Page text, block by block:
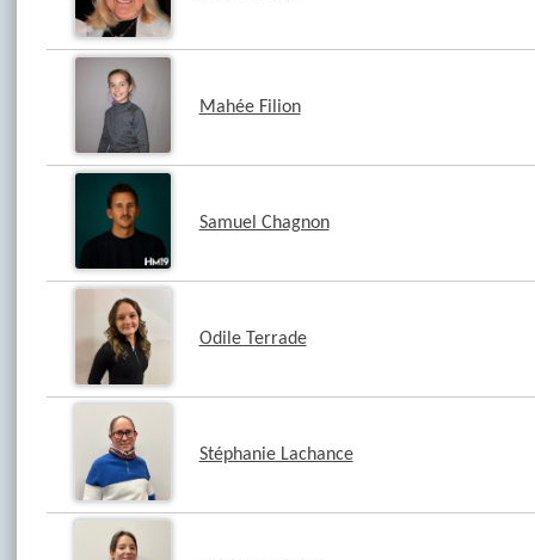
Mahée Filion
Samuel Chagnon
Odile Terrade
Stéphanie Lachance